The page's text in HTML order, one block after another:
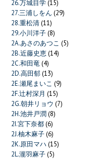
26.万城目学(15)
27.三浦しをん (29)
28.重松清(11)
29.小川洋子(8)
2A.あさのあつこ (5)
2B.近藤史恵(14)
2C.和田竜(4)
2D.高田郁(13)
2E.瀬尾まいこ (9)
2F.辻村深月 (15)
2G.朝井リョウ (7)
2H.池井戸潤(8)
2I.宮下奈都(6)
2J.柚木麻子(6)
2K.原田マハ (15)
2L.瀧羽麻子(5)